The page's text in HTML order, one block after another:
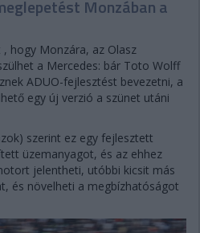
Monzában a
hogy Monzára, az Olasz
a Mercedes: bár Toto Wolff
ADUO-fejlesztést bevezetni, a
egy új verzió a szünet utáni
szerint ez egy fejlesztett
üzemanyagot, és az ehhez
jelentheti, utóbbi kicsit más
és növelheti a megbízhatóságot